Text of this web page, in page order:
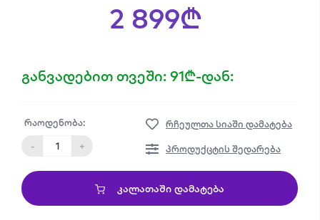
2 899₾
განვადებით თვეში: 91₾-დან:
რაოდენობა:
- +
რჩეულთა სიაში დამატება
პროდუქცტის შედარება
ᲙᲐᲚᲐᲗᲐᲨᲘ ᲓᲐᲛᲐᲢᲔᲑᲐ